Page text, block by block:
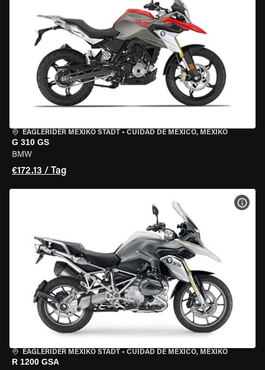
EAGLERIDER MEXIKO STADT • CUIDAD DE MEXICO, MEXIKO
G 310 GS
BMW
€172.13 / Tag
EAGLERIDER MEXIKO STADT • CUIDAD DE MEXICO, MEXIKO
R 1200 GSA